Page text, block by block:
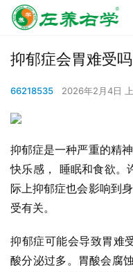
抑郁症会胃难受吗
66218535 2026年2月4日
抑郁症是一种严重的精
快乐感， 睡眠和食欲。
际上抑郁症也会影响到
受有关。
抑郁症可能会导致胃难
酸分泌过多。胃酸会腐